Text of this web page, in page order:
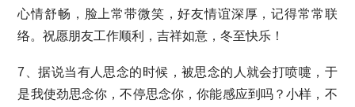
心情舒畅，脸上常带微笑，好友情谊深厚，记得常常联
络。祝愿朋友工作顺利，吉祥如意，冬至快乐！
7、据说当有人思念的时候，被思念的人就会打喷嚏，于
是我使劲思念你，不停思念你，你能感应到吗？小样，不